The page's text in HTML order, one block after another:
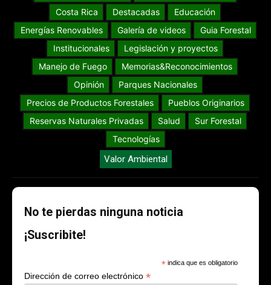
Costa Rica
Destacadas
Educación
Energías Renovables
Galería de videos
Guia Forestal
Institucionales
Legislación y proyectos
Manejo de Fuego
Memorias&Reconocimientos
Opinión
Parques Nacionales
Precios de Productos Forestales
Pueblos Originarios
Reservas Naturales Privadas
Salud
Sur Forestal
Tecnologías
Valor Ambiental
No te pierdas ninguna noticia
¡Suscribite!
* indica que es obligatorio
Dirección de correo electrónico *